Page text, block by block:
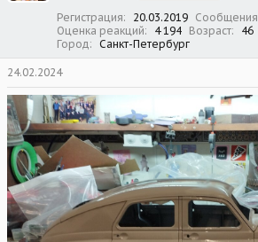
Регистрация 20.03.2019 Сообщения
Оценка реакций
4 194 Возраст
46
Город
Санкт-Петербург
24.02.2024